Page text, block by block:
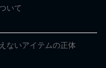
いて
ないアイテムの正体